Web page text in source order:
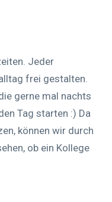
Jeder
frei gestalten.
gerne mal nachts
Tag starten :) Da
können wir durch
ob ein Kollege